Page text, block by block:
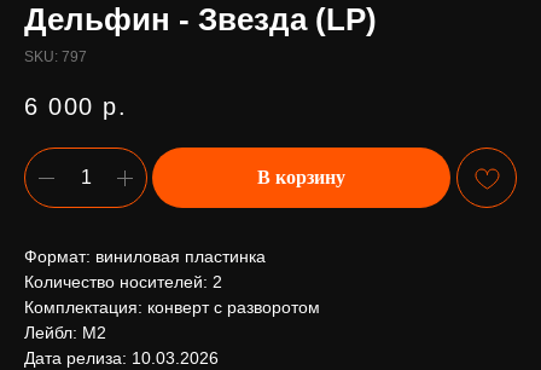
Дельфин - Звезда (LP)
SKU: 797
6 000 р.
В корзину
Формат: виниловая пластинка
Количество носителей: 2
Комплектация: конверт с разворотом
Лейбл: M2
Дата релиза: 10.03.2026